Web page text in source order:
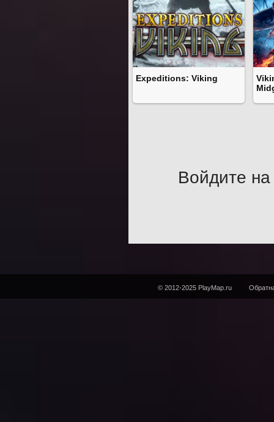
Expeditions: Viking
Войдите на
© 2012-2025 PlayMap.ru